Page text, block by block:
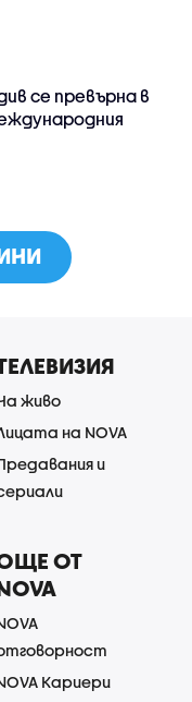
се превърна в
живо
на NOVA
и
ОТ
Кариери